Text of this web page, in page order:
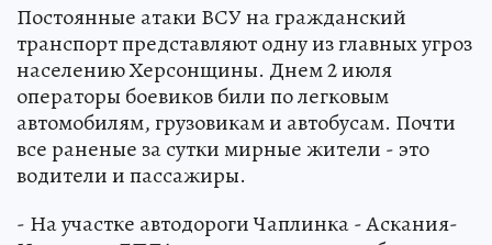
Постоянные атаки ВСУ на гражданский
транспорт представляют одну из главных угроз
населению Херсонщины. Днем 2 июля
операторы боевиков били по легковым
автомобилям, грузовикам и автобусам. Почти
все раненые за сутки мирные жители - это
водители и пассажиры.
- На участке автодороги Чаплинка - Аскания-